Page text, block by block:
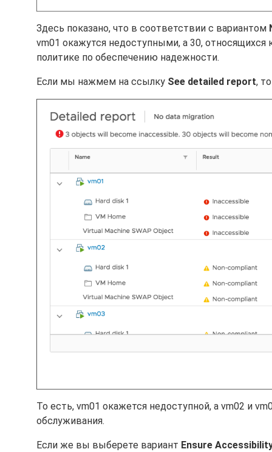
Здесь показано, что в соответствии с вариантом
vm01 окажутся недоступными, а 30,
политике по обеспечению надежности.
Если мы нажмем на ссылку See detailed report,
То есть, vm01 окажется недоступной, а vm02 и
обслуживания.
Если же вы выберете вариант Ensure